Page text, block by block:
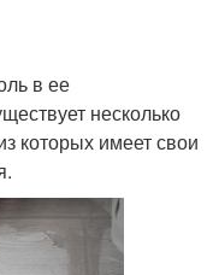
в ее
несколько
которых имеет свои